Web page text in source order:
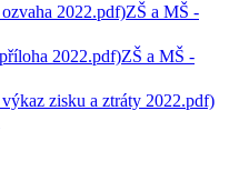
ZŠ a MŠ -
ZŠ a MŠ -